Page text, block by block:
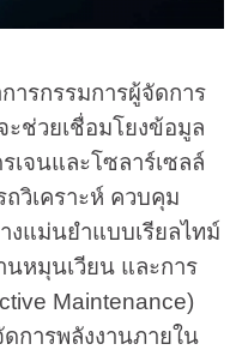
ารกรรมการผู้จัดการ
ะช่วยเชื่อมโยงข้อมูล
เจนและโซลาร์เซลล์
ถวิเคราะห์ ควบคุม
งแม่นยำแบบเรียลไทม์
นหมุนเวียน และการ
Maintenance)
การพลังงานภายใน